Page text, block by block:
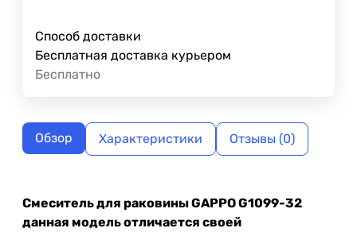
Способ доставки
Бесплатная доставка курьером
Бесплатно
Обзор Характеристики Отзывы (0)
Смеситель для раковины GAPPO G1099-32
данная модель отличается своей